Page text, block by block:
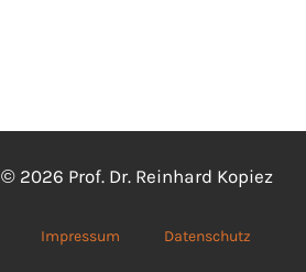
© 2026 Prof. Dr. Reinhard Kopiez
Impressum Datenschutz